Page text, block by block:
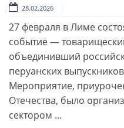
28.02.2026
27 февраля в Лиме
событие —
объединивший
перуанских
Мероприятие,
Отечества, было
сектором …